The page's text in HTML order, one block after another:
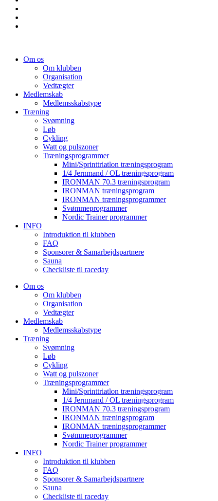
Om os
Om klubben
Organisation
Vedtægter
Medlemskab
Medlemsskabstype
Træning
Svømning
Løb
Cykling
Watt og pulszoner
Træningsprogrammer
Mini/Sprinttriatlon træningsprogram
1/4 Jernmand / OL træningsprogram
IRONMAN 70.3 træningsprogram
IRONMAN træningsprogram
IRONMAN træningsprogrammer
Svømmeprogrammer
Nordic Trainer programmer
INFO
Introduktion til klubben
FAQ
Sponsorer & Samarbejdspartnere
Sauna
Checkliste til raceday
Om os
Om klubben
Organisation
Vedtægter
Medlemskab
Medlemsskabstype
Træning
Svømning
Løb
Cykling
Watt og pulszoner
Træningsprogrammer
Mini/Sprinttriatlon træningsprogram
1/4 Jernmand / OL træningsprogram
IRONMAN 70.3 træningsprogram
IRONMAN træningsprogram
IRONMAN træningsprogrammer
Svømmeprogrammer
Nordic Trainer programmer
INFO
Introduktion til klubben
FAQ
Sponsorer & Samarbejdspartnere
Sauna
Checkliste til raceday